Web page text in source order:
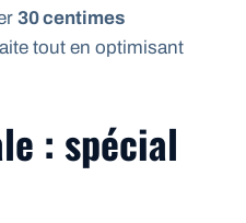
30 centimes
tout en optimisant
: spécial